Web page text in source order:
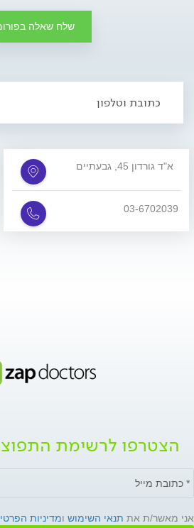
שלח שאלה
כתובת וטלפון
א"ד גורדון 45, גבעתיים
03-6702039
הצטרפו לרשימת
אני מאשר/ת את תנאי השימוש ומדיניות